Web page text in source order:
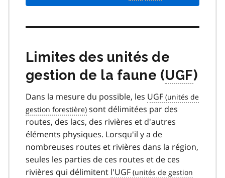
Limites des unités de
gestion de la faune (UGF)
Dans la mesure du possible, les UGF
sont délimitées par des
routes, des lacs, des rivières et d'autres
éléments physiques. Lorsqu'il y a de
nombreuses routes et rivières dans la région,
seules les parties de ces routes et de ces
rivières qui délimitent l'UGF